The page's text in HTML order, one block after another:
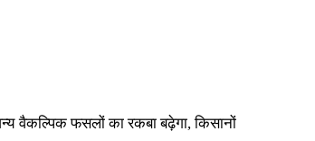
वैकल्पिक फसलों का रकबा बढ़ेगा, किसानों